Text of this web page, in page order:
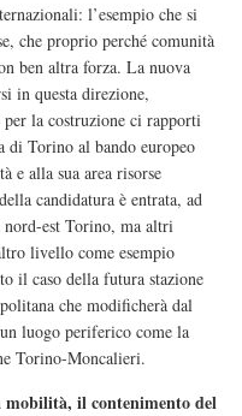
l’esempio che si
che proprio perché comunità
ben altra forza. La nuova
in questa direzione,
la costruzione ci rapporti
di Torino al bando europeo
e alla sua area risorse
candidatura è entrata, ad
nord-est Torino, ma altri
livello come esempio
il caso della futura stazione
che modificherà dal
luogo periferico come la
Torino-Moncalieri.
il contenimento del